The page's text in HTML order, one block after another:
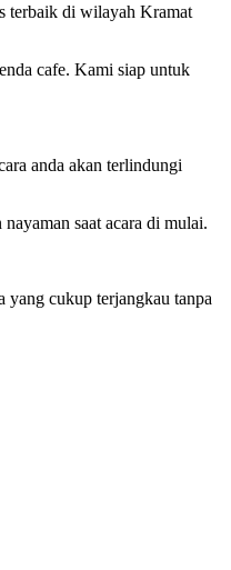
terbaik di wilayah Kramat
cafe. Kami siap untuk
anda akan terlindungi
saat acara di mulai.
yang cukup terjangkau tanpa